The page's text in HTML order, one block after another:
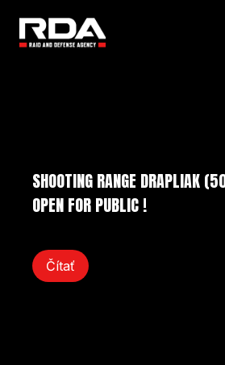
SHOOTING RANGE DRAPLIAK
OPEN FOR PUBLIC !
Čítať